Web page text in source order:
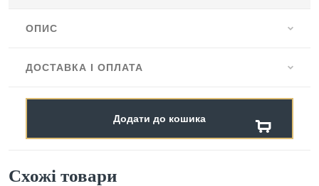
ОПИС
ДОСТАВКА І ОПЛАТА
Додати до кошика
Схожі товари